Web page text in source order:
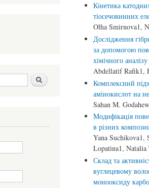
Шукати
Кінетика
тіосечовинних
Olha Smirnova1,
Дослідження
за допомогою
хімічного аналізу
Abdellatif Rafik1,
Комплексний
амінокислот на
Sahan M.
Модифікація
в різних
Yana
Lopatina1,
Склад та
вуглецевому
монооксиду